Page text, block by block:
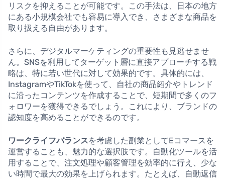
リスクを抑えることが可能です。この手法は、日本の地方
にある小規模会社でも容易に導入でき、さまざまな商品を
取り扱える自由があります。
さらに、デジタルマーケティングの重要性も見逃せませ
ん。SNSを利用してターゲット層に直接アプローチする戦
略は、特に若い世代に対して効果的です。具体的には、
InstagramやTikTokを使って、自社の商品紹介やトレンド
に沿ったコンテンツを作成することで、短期間で多くのフ
ォロワーを獲得できるでしょう。これにより、ブランドの
認知度を高めることができるのです。
ワークライフバランスを考慮した副業としてEコマースを
運営することも、魅力的な選択肢です。自動化ツールを活
用することで、注文処理や顧客管理を効率的に行え、少な
い時間で最大の効果を上げられます。たとえば、自動返信